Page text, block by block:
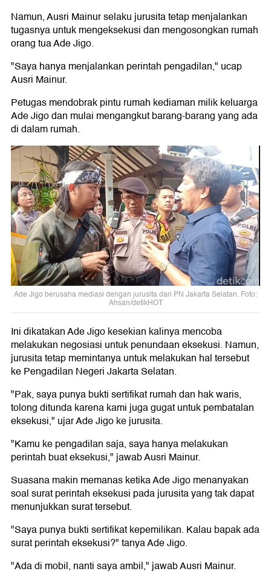
Namun, Ausri Mainur selaku jurusita tetap menjalankan
tugasnya untuk mengeksekusi dan mengosongkan rumah
orang tua Ade Jigo.
"Saya hanya menjalankan perintah pengadilan," ucap
Ausri Mainur.
Petugas mendobrak pintu rumah kediaman milik keluarga
Ade Jigo dan mulai mengangkut barang-barang yang ada
di dalam rumah.
Ade Jigo berusaha mediasi dengan jurusita dari PN Jakarta Selatan. Foto:
Ahsan/detikHOT
Ini dikatakan Ade Jigo kesekian kalinya mencoba
melakukan negosiasi untuk penundaan eksekusi. Namun,
jurusita tetap memintanya untuk melakukan hal tersebut
ke Pengadilan Negeri Jakarta Selatan.
"Pak, saya punya bukti sertifikat rumah dan hak waris,
tolong ditunda karena kami juga gugat untuk pembatalan
eksekusi," ujar Ade Jigo ke jurusita.
"Kamu ke pengadilan saja, saya hanya melakukan
perintah buat eksekusi," jawab Ausri Mainur.
Suasana makin memanas ketika Ade Jigo menanyakan
soal surat perintah eksekusi pada jurusita yang tak dapat
menunjukkan surat tersebut.
"Saya punya bukti sertifikat kepemilikan. Kalau bapak ada
surat perintah eksekusi?" tanya Ade Jigo.
"Ada di mobil, nanti saya ambil," jawab Ausri Mainur.